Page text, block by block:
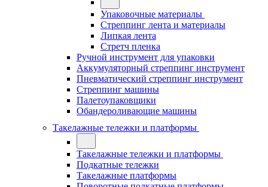
Упаковочные материалы
Стреппинг лента и материалы
Липкая лента
Стретч пленка
Ручной инструмент для упаковки
Аккумуляторный стреппинг инструмент
Пневматический стреппинг инструмент
Стреппинг машины
Палетоупаковщики
Обандероливающие машины
Такелажные тележки и платформы
Такелажные тележки и платформы
Подкатные тележки
Такелажные платформы